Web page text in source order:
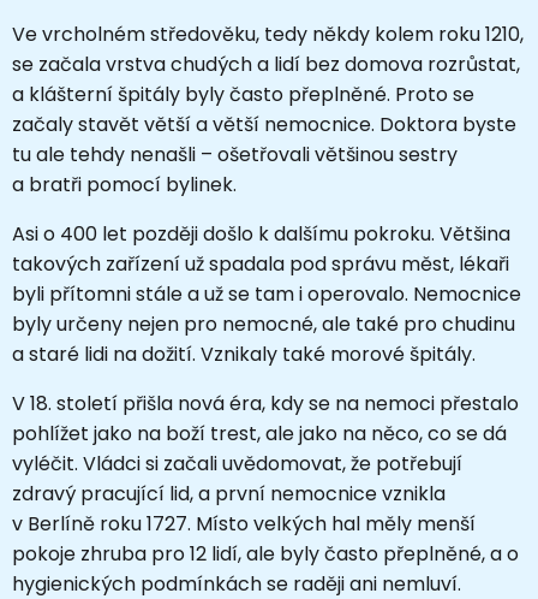
Ve vrcholném středověku, tedy někdy kolem roku 1210,
se začala vrstva chudých a lidí bez domova rozrůstat,
a klášterní špitály byly často přeplněné. Proto se
začaly stavět větší a větší nemocnice. Doktora byste
tu ale tehdy nenašli – ošetřovali většinou sestry
a bratři pomocí bylinek.
Asi o 400 let později došlo k dalšímu pokroku. Většina
takových zařízení už spadala pod správu měst, lékaři
byli přítomni stále a už se tam i operovalo. Nemocnice
byly určeny nejen pro nemocné, ale také pro chudinu
a staré lidi na dožití. Vznikaly také morové špitály.
V 18. století přišla nová éra, kdy se na nemoci přestalo
pohlížet jako na boží trest, ale jako na něco, co se dá
vyléčit. Vládci si začali uvědomovat, že potřebují
zdravý pracující lid, a první nemocnice vznikla
v Berlíně roku 1727. Místo velkých hal měly menší
pokoje zhruba pro 12 lidí, ale byly často přeplněné, a o
hygienických podmínkách se raději ani nemluví.